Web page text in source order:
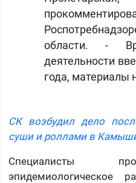
области. -
деятельности
года, материалы
СК возбудил дело
суши и роллами в
Специалисты
эпидемиологическое